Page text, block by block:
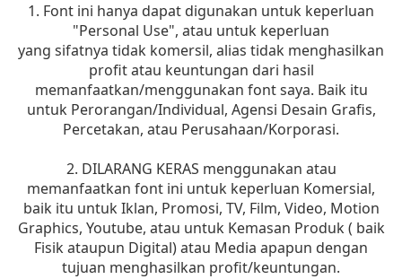
1. Font ini hanya dapat digunakan untuk keperluan
"Personal Use", atau untuk keperluan
yang sifatnya tidak komersil, alias tidak menghasilkan
profit atau keuntungan dari hasil
memanfaatkan/menggunakan font saya. Baik itu
untuk Perorangan/Individual, Agensi Desain Grafis,
Percetakan, atau Perusahaan/Korporasi.
2. DILARANG KERAS menggunakan atau
memanfaatkan font ini untuk keperluan Komersial,
baik itu untuk Iklan, Promosi, TV, Film, Video, Motion
Graphics, Youtube, atau untuk Kemasan Produk ( baik
Fisik ataupun Digital) atau Media apapun dengan
tujuan menghasilkan profit/keuntungan.